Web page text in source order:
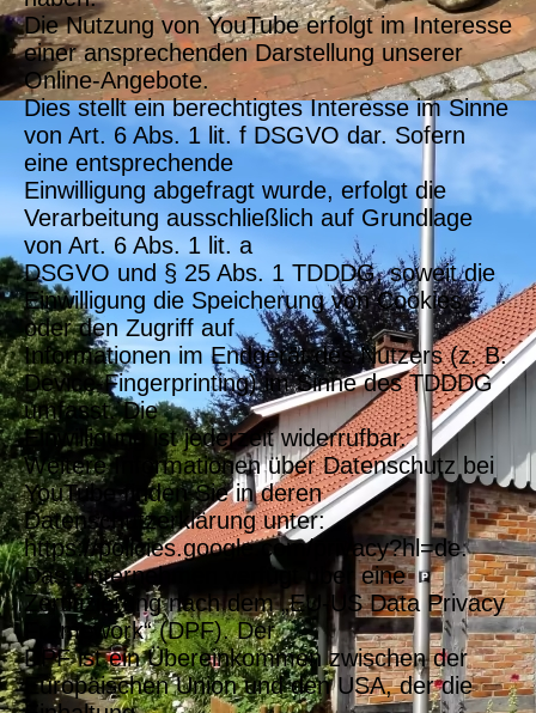
Die Nutzung von YouTube erfolgt im Interesse
einer ansprechenden Darstellung unserer
Online-Angebote.
Dies stellt ein berechtigtes Interesse im Sinne
von Art. 6 Abs. 1 lit. f DSGVO dar. Sofern
eine entsprechende
Einwilligung abgefragt wurde, erfolgt die
Verarbeitung ausschließlich auf Grundlage
von Art. 6 Abs. 1 lit. a
DSGVO und § 25 Abs. 1 TDDDG, soweit die
Einwilligung die Speicherung von Cookies
oder den Zugriff auf
Informationen im Endgerät des Nutzers (z. B.
Device-Fingerprinting) im Sinne des TDDDG
umfasst. Die
Einwilligung ist jederzeit widerrufbar.
Weitere Informationen über Datenschutz bei
YouTube finden Sie in deren
Datenschutzerklärung unter:
https://policies.google.com/privacy?hl=de.
Das Unternehmen verfügt über eine
Zertifizierung nach dem „EU-US Data Privacy
Framework“ (DPF). Der
DPF ist ein Übereinkommen zwischen der
Europäischen Union und den USA, der die